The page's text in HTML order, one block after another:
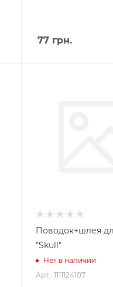
77 грн.
Поводок+шлея
"Skull"
Нет в наличии
Арт.: 1111124107